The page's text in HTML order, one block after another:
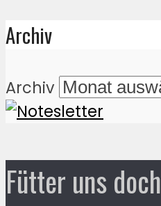
Archiv
Archiv
Fütter uns doch